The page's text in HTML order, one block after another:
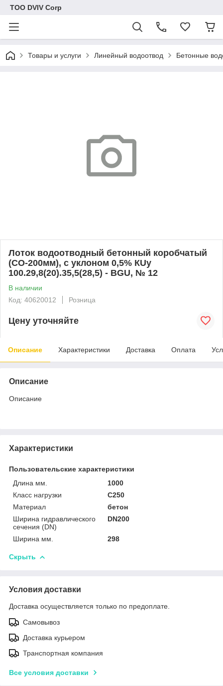
ТОО DVIV Corp
Товары и услуги Линейный водоотвод Бетонные
Лоток водоотводный бетонный коробчатый
(СО-200мм), с уклоном 0,5% КUу
100.29,8(20).35,5(28,5) - BGU, № 12
В наличии
Код: 40620012
Розница
Цену уточняйте
Описание Характеристики Доставка Оплата
Описание
Описание
Характеристики
Пользовательские характеристики
Длина мм.
1000
Класс нагрузки
C250
Материал
бетон
Ширина гидравлического
сечения (DN)
DN200
Ширина мм. 298
Скрыть
Условия доставки
Доставка осуществляется только по предоплате.
Самовывоз
Доставка курьером
Транспортная компания
Все условия доставки